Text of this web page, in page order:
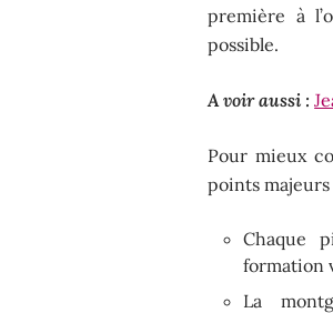
première à
possible.
A voir aussi :
Pour mieux
points
Chaque
formation
La